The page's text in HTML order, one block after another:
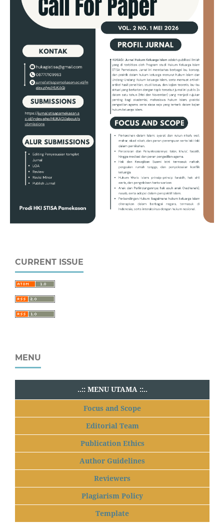
CURRENT ISSUE
MENU
..:: MENU UTAMA ::..
Focus and Scope
Editorial Team
Publication Ethics
Author Guidelines
Reviewers
Plagiarism Policy
Template